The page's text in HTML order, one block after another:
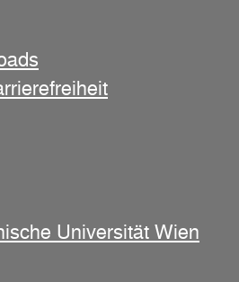
Universität Wien